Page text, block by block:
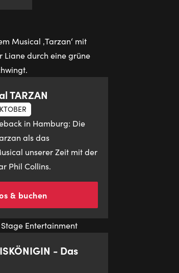
TARZAN
in Hamburg: Die
als das
unserer Zeit mit der
Phil Collins.
& buchen
- Das